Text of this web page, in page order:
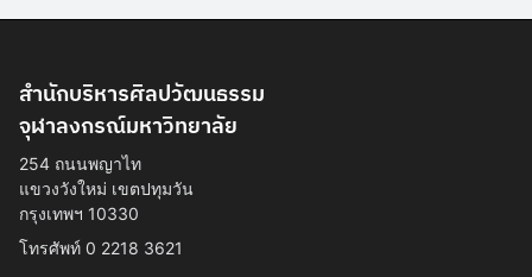
สำนักบริหารศิลปวัฒนธรรม
จุฬาลงกรณ์มหาวิทยาลัย
254 ถนนพญาไท
แขวงวังใหม่ เขตปทุมวัน
กรุงเทพฯ 10330
โทรศัพท์ 0 2218 3621